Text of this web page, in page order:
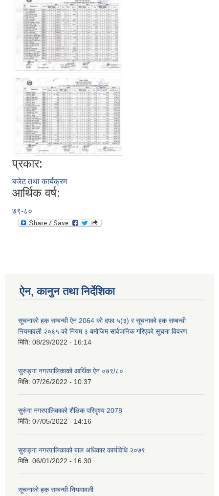
प्रकार:
बजेट तथा कार्यक्रम
आर्थिक वर्ष:
७९-८०
ऐन, कानुन तथा निर्देशिका
सूचनाको हक सम्बन्धी ऐन 2064 को दफा ५(३) र सूचनाको हक सम्बन्धी
नियमावली २०६५ को नियम ३ बमोजिम सार्वजनिक गरिएको सूचना विवरण
मिति: 08/29/2022 - 16:14
सुरुङ्गा नगरपालिकाको आर्थिक ऐन ०७९/८०
मिति: 07/26/2022 - 10:37
सुरुंगा नगरपालिकाको शैक्षिक परिदृश्य 2078
मिति: 07/05/2022 - 14:16
सुरुङ्गा नगरपालिकाको बाल अधिकार कार्यविधि २०७९
मिति: 06/01/2022 - 16:30
सूचनाको हक सम्बन्धी नियमावली